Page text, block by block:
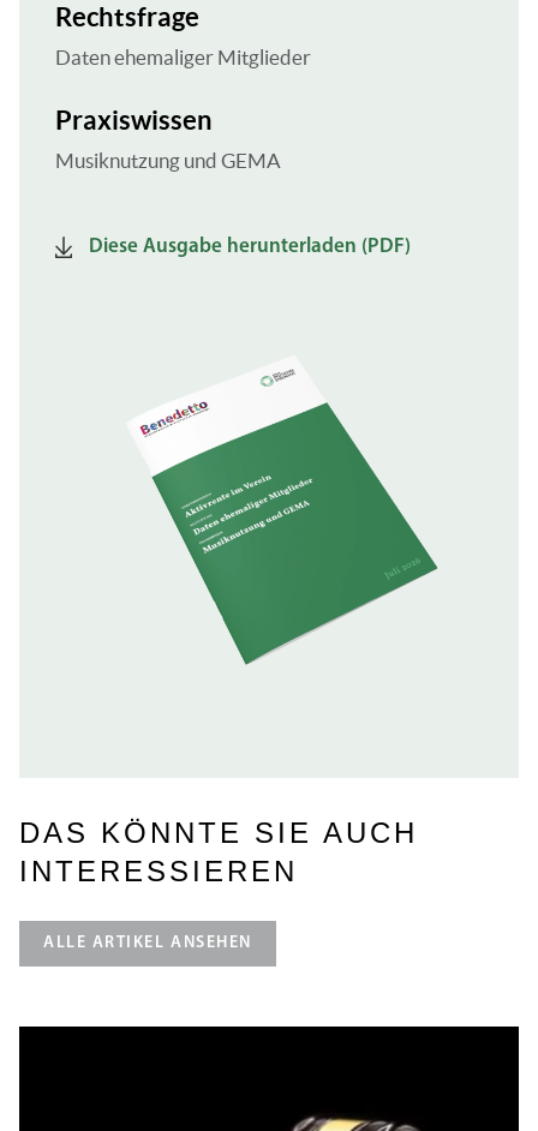
Rechtsfrage
Daten ehemaliger Mitglieder
Praxiswissen
Musiknutzung und GEMA
Diese Ausgabe herunterladen (PDF)
DAS KÖNNTE SIE AUCH
INTERESSIEREN
ALLE ARTIKEL ANSEHEN